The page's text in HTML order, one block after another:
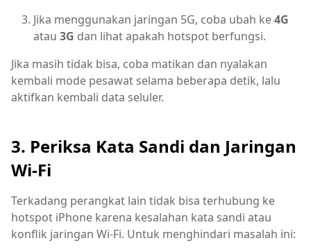
Jika menggunakan jaringan 5G, coba ubah ke4G
atau 3G dan lihat apakah hotspot berfungsi.
Jika masih tidak bisa, coba matikan dan nyalakan
kembali mode pesawat selama beberapa detik, lalu
aktifkan kembali data seluler.
3. Periksa Kata Sandi dan Jaringan
Wi-Fi
Terkadang perangkat lain tidak bisa terhubung ke
hotspot iPhone karena kesalahan kata sandi atau
konflik jaringan Wi-Fi. Untuk menghindari masalah ini: